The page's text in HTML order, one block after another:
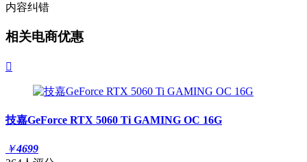
内容纠错
相关电商优惠

技嘉GeForce RTX 5060 Ti GAMING OC 16G
￥4699